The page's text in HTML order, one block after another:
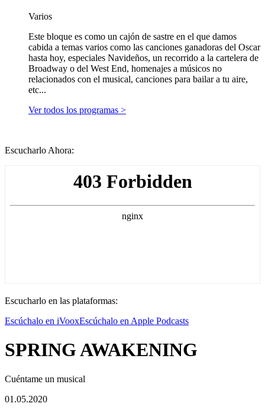
Varios
Este bloque es como un cajón de sastre en el que damos
cabida a temas varios como las canciones ganadoras del Oscar
hasta hoy, especiales Navideños, un recorrido a la cartelera de
Broadway o del West End, homenajes a músicos no
relacionados con el musical, canciones para bailar a tu aire,
etc...
Ver todos los programas >
Escucharlo Ahora:
Escucharlo en las plataformas:
Escúchalo en iVooxEscúchalo en Apple Podcasts
SPRING AWAKENING
Cuéntame un musical
01.05.2020